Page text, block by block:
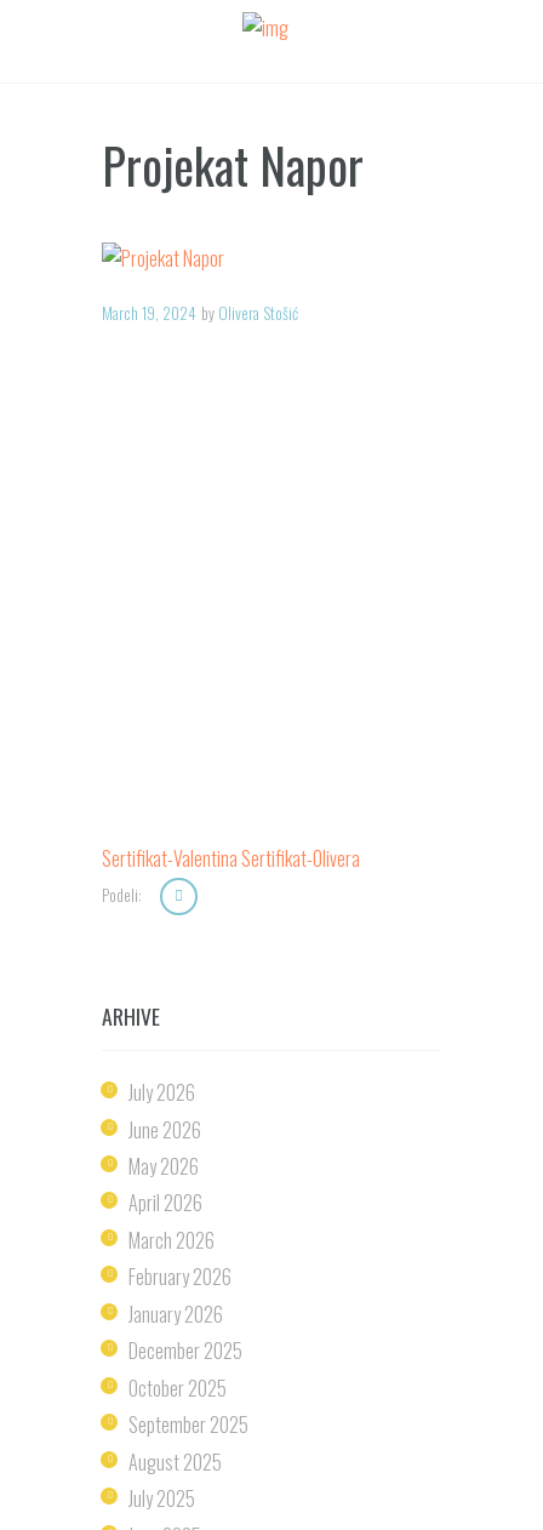
Projekat Napor
March 19, 2024 by Olivera Stošić
Sertifikat-Valentina Sertifikat-Olivera
Podeli:
ARHIVE
July 2026
June 2026
May 2026
April 2026
March 2026
February 2026
January 2026
December 2025
October 2025
September 2025
August 2025
July 2025